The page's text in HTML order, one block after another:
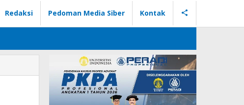
Redaksi Pedoman Media Siber Kontak